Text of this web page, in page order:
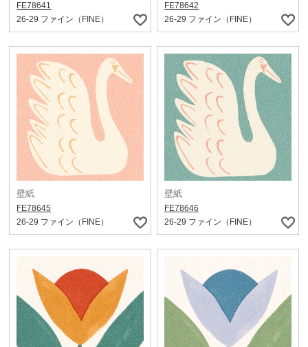
FE78641
26-29 ファイン（FINE）
FE78642
26-29 ファイン（FINE）
壁紙
FE78645
26-29 ファイン（FINE）
壁紙
FE78646
26-29 ファイン（FINE）